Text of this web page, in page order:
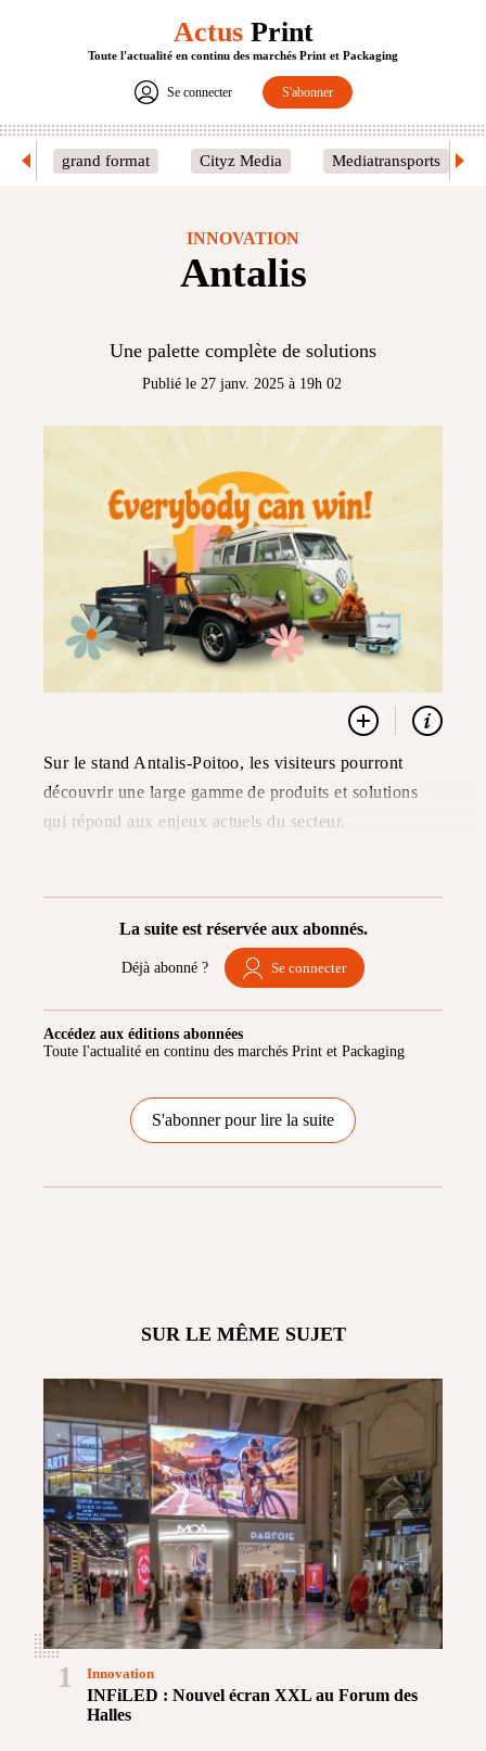
ActusPrint
Toute l'actualité en continu des marchés Print et Packaging
Se connecter S'abonner
grand format Cityz Media Mediatransports
INNOVATION
Antalis
Une palette complète de solutions
Publié le 27 janv. 2025 à 19h 02
Sur le stand Antalis-Poitoo, les visiteurs pourront
découvrir une large gamme de produits et solutions
qui répond aux enjeux actuels du secteur.
La suite est réservée aux abonnés.
Déjà abonné ? Se connecter
Accédez aux éditions abonnées
Toute l'actualité en continu des marchés Print et Packaging
S'abonner pour lire la suite
SUR LE MÊME SUJET
1
INFiLED : Nouvel écran XXL au Forum des
Halles
Innovation